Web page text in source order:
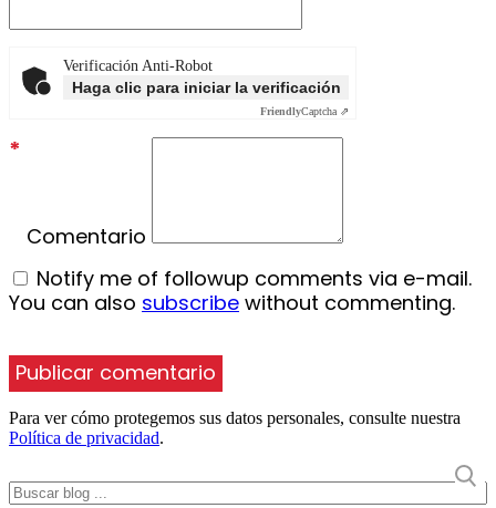
Verificación Anti-Robot
Haga clic para iniciar la verificación
FriendlyCaptcha ⇗
Comentario
*
Notify me of followup comments via e-mail.
You can also subscribe without commenting.
Para ver cómo protegemos sus datos personales, consulte nuestra
Política de privacidad.